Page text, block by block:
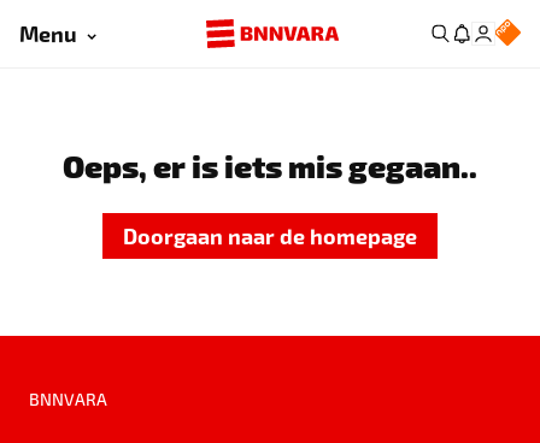
Menu
Oeps, er is iets mis gegaan..
Doorgaan naar de homepage
BNNVARA